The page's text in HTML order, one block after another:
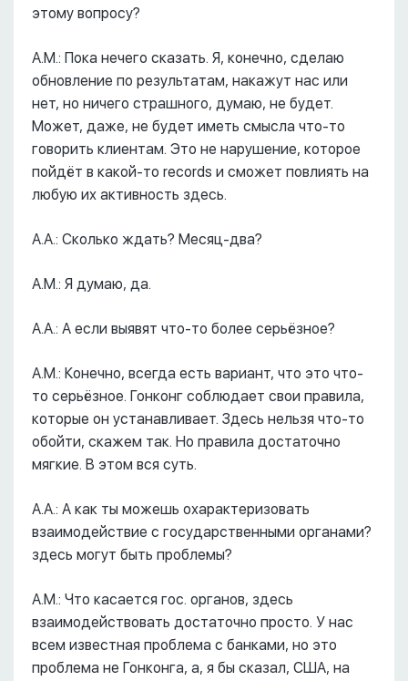
этому вопросу?
А.М.: Пока нечего сказать. Я, конечно, сделаю
обновление по результатам, накажут нас или
нет, но ничего страшного, думаю, не будет.
Может, даже, не будет иметь смысла что-то
говорить клиентам. Это не нарушение, которое
пойдёт в какой-то records и сможет повлиять на
любую их активность здесь.
А.А.: Сколько ждать? Месяц-два?
А.М.: Я думаю, да.
А.А.: А если выявят что-то более серьёзное?
А.М.: Конечно, всегда есть вариант, что это что-
то серьёзное. Гонконг соблюдает свои правила,
которые он устанавливает. Здесь нельзя что-то
обойти, скажем так. Но правила достаточно
мягкие. В этом вся суть.
А.А.: А как ты можешь охарактеризовать
взаимодействие с государственными органами?
здесь могут быть проблемы?
А.М.: Что касается гос. органов, здесь
взаимодействовать достаточно просто. У нас
всем известная проблема с банками, но это
проблема не Гонконга, а, я бы сказал, США, на